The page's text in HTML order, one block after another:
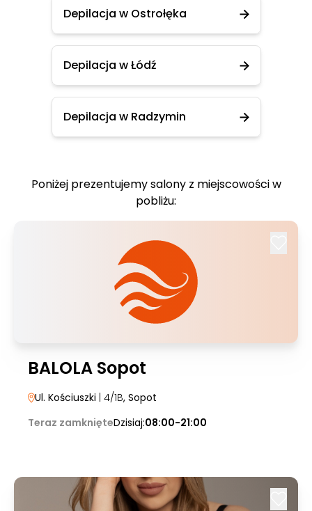
Depilacja w Ostrołęka
Depilacja w Łódź
Depilacja w Radzymin
Poniżej prezentujemy salony z miejscowości w
pobliżu:
BALOLA Sopot
Ul. Kościuszki | 4/1B, Sopot
Teraz zamknięteDzisiaj:08:00-21:00